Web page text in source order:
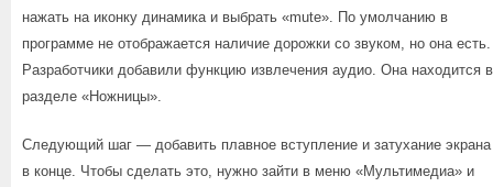
нажать на иконку динамика и выбрать «mute». По умолчанию в
программе не отображается наличие дорожки со звуком, но она есть.
Разработчики добавили функцию извлечения аудио. Она находится в
разделе «Ножницы».
Следующий шаг — добавить плавное вступление и затухание экрана
в конце. Чтобы сделать это, нужно зайти в меню «Мультимедиа» и